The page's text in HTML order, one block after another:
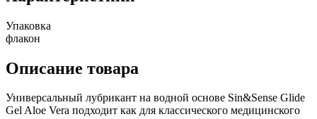
Упаковка
флакон
Описание товара
Универсальный лубрикант на водной основе Sin&Sense Glide
Gel Aloe Vera подходит как для классического медицинского